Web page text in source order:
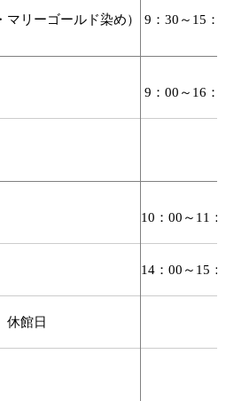
マリーゴールド染め）
9：30～15：
9：00～16：
休館日
10：00～11：
14：00～15：